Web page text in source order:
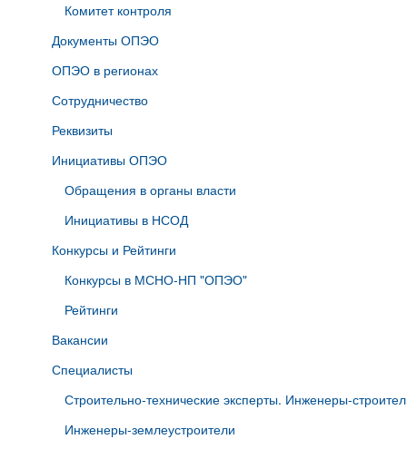
Комитет контроля
Документы ОПЭО
ОПЭО в регионах
Сотрудничество
Реквизиты
Инициативы ОПЭО
Обращения в органы власти
Инициативы в НСОД
Конкурсы и Рейтинги
Конкурсы в МСНО-НП "ОПЭО"
Рейтинги
Вакансии
Специалисты
Строительно-технические эксперты. Инженеры-
Инженеры-землеустроители